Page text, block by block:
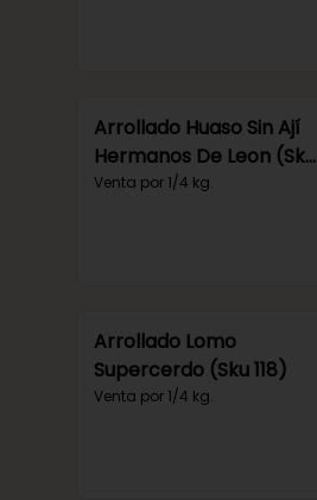
Arrollado Huaso Sin Ají
Hermanos De Leon (Sku
307)
Venta por 1/4 kg.
Arrollado Lomo
Supercerdo (Sku 118)
Venta por 1/4 kg.